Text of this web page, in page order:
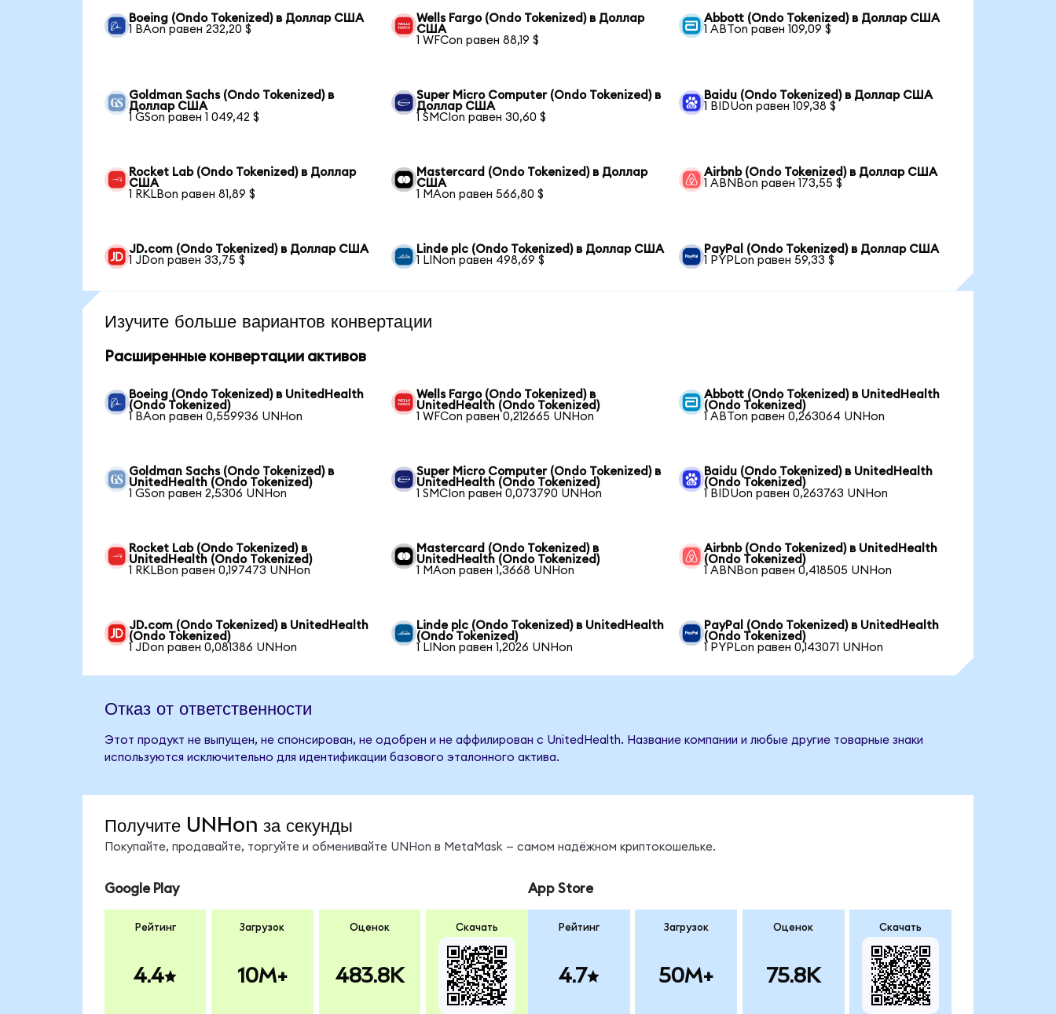
Boeing (Ondo Tokenized) в Доллар США
1 BAon равен 232,20 $
Wells Fargo (Ondo Tokenized) в Доллар
США
1 WFCon равен 88,19 $
Abbott (Ondo Tokenized) в Доллар США
1 ABTon равен 109,09 $
Goldman Sachs (Ondo Tokenized) в
Доллар США
1 GSon равен 1 049,42 $
Super Micro Computer (Ondo Tokenized) в
Доллар США
1 SMCIon равен 30,60 $
Baidu (Ondo Tokenized) в Доллар США
1 BIDUon равен 109,38 $
Rocket Lab (Ondo Tokenized) в Доллар
США
1 RKLBon равен 81,89 $
Mastercard (Ondo Tokenized) в Доллар
США
1 MAon равен 566,80 $
Airbnb (Ondo Tokenized) в Доллар США
1 ABNBon равен 173,55 $
JD.com (Ondo Tokenized) в Доллар США
1 JDon равен 33,75 $
Linde plc (Ondo Tokenized) в Доллар США
1 LINon равен 498,69 $
PayPal (Ondo Tokenized) в Доллар США
1 PYPLon равен 59,33 $
Изучите больше вариантов конвертации
Расширенные конвертации активов
Boeing (Ondo Tokenized) в UnitedHealth
(Ondo Tokenized)
1 BAon равен 0,559936 UNHon
Wells Fargo (Ondo Tokenized) в
UnitedHealth (Ondo Tokenized)
1 WFCon равен 0,212665 UNHon
Abbott (Ondo Tokenized) в UnitedHealth
(Ondo Tokenized)
1 ABTon равен 0,263064 UNHon
Goldman Sachs (Ondo Tokenized) в
UnitedHealth (Ondo Tokenized)
1 GSon равен 2,5306 UNHon
Super Micro Computer (Ondo Tokenized) в
UnitedHealth (Ondo Tokenized)
1 SMCIon равен 0,073790 UNHon
Baidu (Ondo Tokenized) в UnitedHealth
(Ondo Tokenized)
1 BIDUon равен 0,263763 UNHon
Rocket Lab (Ondo Tokenized) в
UnitedHealth (Ondo Tokenized)
1 RKLBon равен 0,197473 UNHon
Mastercard (Ondo Tokenized) в
UnitedHealth (Ondo Tokenized)
1 MAon равен 1,3668 UNHon
Airbnb (Ondo Tokenized) в UnitedHealth
(Ondo Tokenized)
1 ABNBon равен 0,418505 UNHon
JD.com (Ondo Tokenized) в UnitedHealth
(Ondo Tokenized)
1 JDon равен 0,081386 UNHon
Linde plc (Ondo Tokenized) в UnitedHealth
(Ondo Tokenized)
1 LINon равен 1,2026 UNHon
PayPal (Ondo Tokenized) в UnitedHealth
(Ondo Tokenized)
1 PYPLon равен 0,143071 UNHon
Отказ от ответственности
Этот продукт не выпущен, не спонсирован, не одобрен и не аффилирован с UnitedHealth. Название компании и любые другие товарные знаки
используются исключительно для идентификации базового эталонного актива.
Получите UNHon за секунды
Покупайте, продавайте, торгуйте и обменивайте UNHon в MetaMask — самом надёжном криптокошельке.
Google Play
Рейтинг
4.4
Загрузок
10M+
Оценок
483.8K
Скачать
App Store
Рейтинг
4.7
Загрузок
50M+
Оценок
75.8K
Скачать